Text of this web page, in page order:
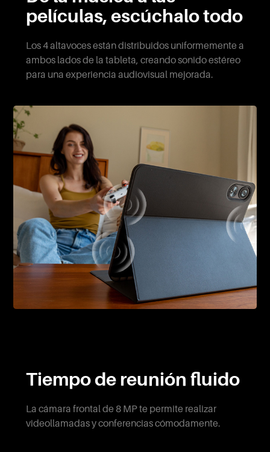
películas, escúchalo todo
Los 4 altavoces están distribuidos uniformemente a
ambos lados de la tableta, creando sonido estéreo
para una experiencia audiovisual mejorada.
Tiempo de reunión fluido
La cámara frontal de 8 MP te permite realizar
videollamadas y conferencias cómodamente.